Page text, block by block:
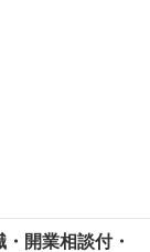
開業相談付・